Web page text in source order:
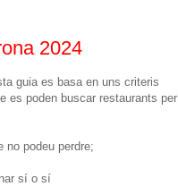
2024
guia es basa en uns criteris
es poden buscar restaurants per
no podeu perdre;
sí o sí